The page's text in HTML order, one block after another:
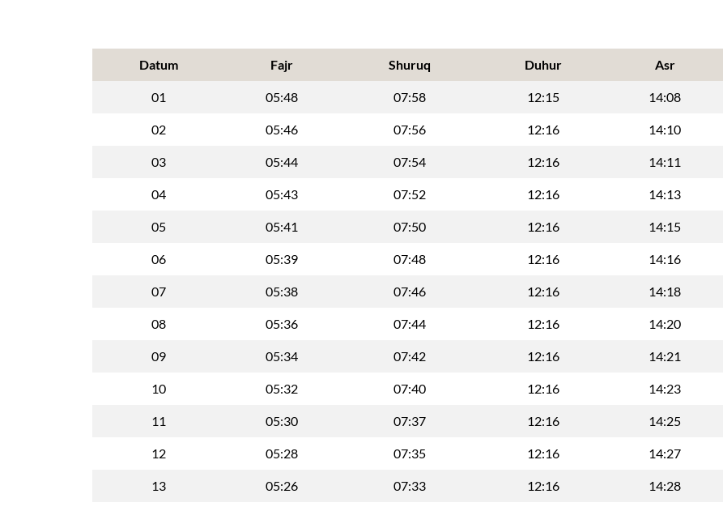
Datum Fajr Shuruq Duhur Asr
01 05:48 07:58 12:15 14:08
02 05:46 07:56 12:16 14:10
03 05:44 07:54 12:16 14:11
04 05:43 07:52 12:16 14:13
05 05:41 07:50 12:16 14:15
06 05:39 07:48 12:16 14:16
07 05:38 07:46 12:16 14:18
08 05:36 07:44 12:16 14:20
09 05:34 07:42 12:16 14:21
10 05:32 07:40 12:16 14:23
11 05:30 07:37 12:16 14:25
12 05:28 07:35 12:16 14:27
13 05:26 07:33 12:16 14:28